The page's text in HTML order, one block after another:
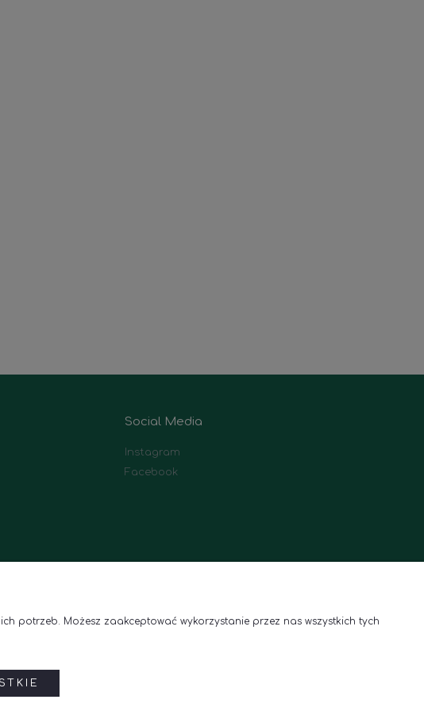
Social Media
Instagram
Facebook
788 835 250
potrzeb. Możesz zaakceptować wykorzystanie przez nas wszystkich tych